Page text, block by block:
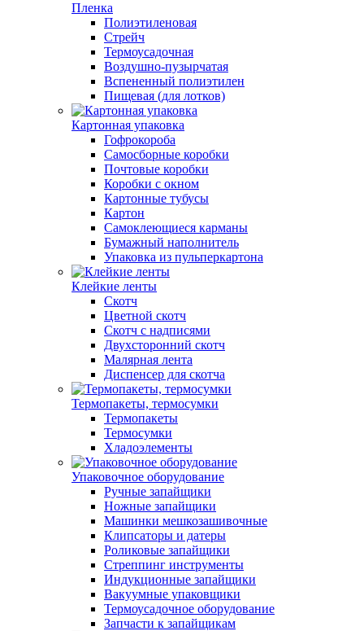
Пленка
Полиэтиленовая
Стрейч
Термоусадочная
Воздушно-пузырчатая
Вспененный полиэтилен
Пищевая (для лотков)
Картонная упаковка
Гофрокороба
Самосборные коробки
Почтовые коробки
Коробки с окном
Картонные тубусы
Картон
Самоклеющиеся карманы
Бумажный наполнитель
Упаковка из пульперкартона
Клейкие ленты
Скотч
Цветной скотч
Скотч с надписями
Двухсторонний скотч
Малярная лента
Диспенсер для скотча
Термопакеты, термосумки
Термопакеты
Термосумки
Хладоэлементы
Упаковочное оборудование
Ручные запайщики
Ножные запайщики
Машинки мешкозашивочные
Клипсаторы и датеры
Роликовые запайщики
Стреппинг инструменты
Индукционные запайщики
Вакуумные упаковщики
Термоусадочное оборудование
Запчасти к запайщикам